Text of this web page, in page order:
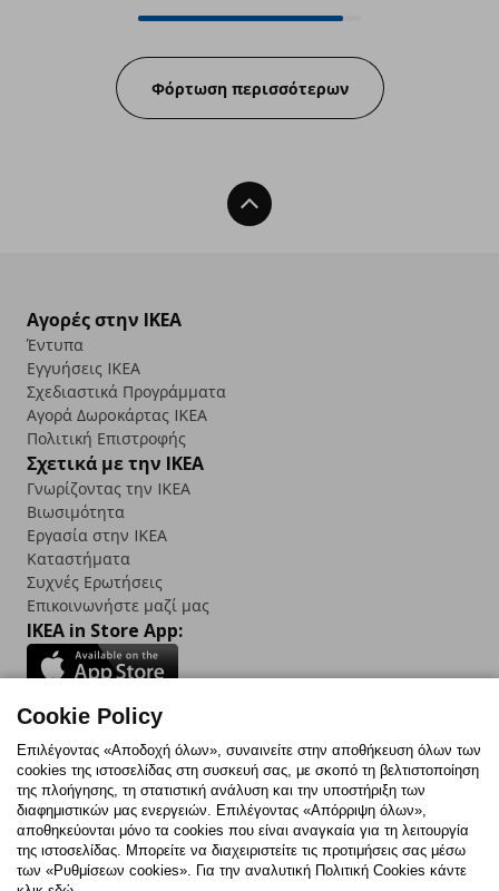
Progress:
Φόρτωση περισσότερων
Back To Top
Αγορές στην IKEA
Έντυπα
Εγγυήσεις IKEA
Σχεδιαστικά Προγράμματα
Αγορά Δωρoκάρτας IKEA
Πολιτική Επιστροφής
Σχετικά με την IKEA
Γνωρίζοντας την IKEA
Βιωσιμότητα
Εργασία στην IKEA
Καταστήματα
Συχνές Ερωτήσεις
Επικοινωνήστε μαζί μας
IKEA in Store App:
Follow us:
FacebookInstagram
TikTokYoutubePinterestTwitter
Cookie Policy
Επιλέγοντας «Αποδοχή όλων», συναινείτε στην αποθήκευση όλων των
cookies της ιστοσελίδας στη συσκευή σας, με σκοπό τη βελτιστοποίηση
της πλοήγησης, τη στατιστική ανάλυση και την υποστήριξη των
διαφημιστικών μας ενεργειών. Επιλέγοντας «Απόρριψη όλων»,
αποθηκεύονται μόνο τα cookies που είναι αναγκαία για τη λειτουργία
της ιστοσελίδας. Μπορείτε να διαχειριστείτε τις προτιμήσεις σας μέσω
των «Ρυθμίσεων cookies». Για την αναλυτική Πολιτική Cookies κάντε